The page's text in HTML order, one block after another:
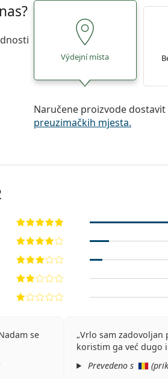
Výdejní místa
Naručene proizvode
preuzimačkih mjesta.
se
Vrlo sam zadovoljan
koristim ga već dugo
Prevedeno s
(